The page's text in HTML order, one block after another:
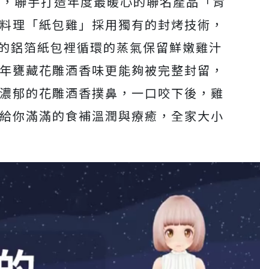
理「紙包雞」採用獨有的封烤技術，
鋁箔紙包裡循環的蒸氣保留鮮嫩雞汁
甕藏花雕酒香味更能夠被完整封留，
郁的花雕酒香撲鼻，一口咬下後，雞
你滿滿的食補溫潤與療癒，全家大小